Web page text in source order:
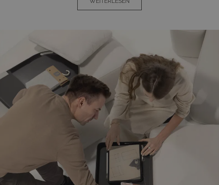
Kissen, mit einer beeindruckenden Dicke von 23 cm, versprechen eine
zeitlose Eleganz, während die Bezüge in edlem Quarzbeige eine
harmonische Ergänzung bilden. Dank ihrer wasserfesten Eigenschaften
eignen sich diese Meisterwerke perfekt für sonnige Tage und bieten stets
ein angenehmes Liegeerlebnis, da das Material schnell trocknet.
Durch ihre durchdachte Konstruktion und hochwertige Verarbeitung sind
die Element Sun Lounger nicht bloß Möbelstücke, sondern Ausdrücke
Ihres persönlichen Stils und Anspruchs an Qualität. Gönnen Sie sich
kostbare Momente der Ruhe und Erholung in Ihrem eigenen Garten und
lassen Sie sich von der unwiderstehlichen Schönheit und Funktionalität
dieser Designer-Sonnenliegen verzaubern. (Abbildung ähnlich)